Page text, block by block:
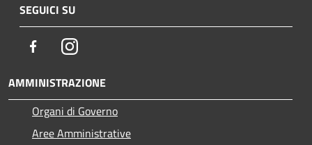
SEGUICI SU
FacebookInstagram
AMMINISTRAZIONE
Organi di Governo
Aree Amministrative